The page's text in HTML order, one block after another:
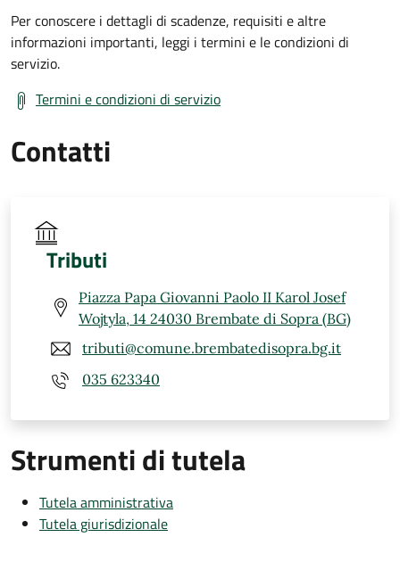
Per conoscere i dettagli di scadenze, requisiti e altre
informazioni importanti, leggi i termini e le condizioni di
servizio.
Termini e condizioni di servizio
Contatti
Tributi
Piazza Papa Giovanni Paolo II Karol Josef
Wojtyla, 14 24030 Brembate di Sopra (BG)
tributi@comune.brembatedisopra.bg.it
035 623340
Strumenti di tutela
Tutela amministrativa
Tutela giurisdizionale